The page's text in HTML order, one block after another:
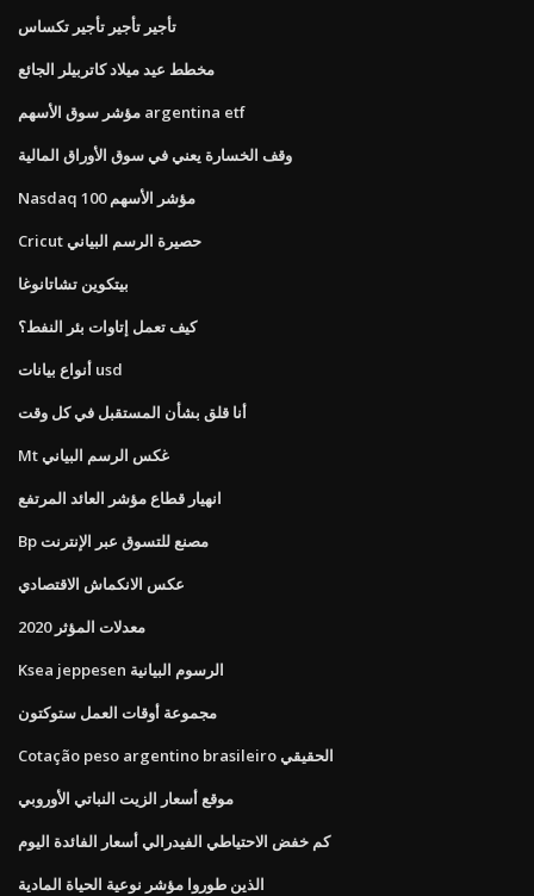
تأجير تأجير تأجير تكساس
مخطط عيد ميلاد كاتربيلر الجائع
مؤشر سوق الأسهم argentina etf
وقف الخسارة يعني في سوق الأوراق المالية
Nasdaq 100 مؤشر الأسهم
Cricut حصيرة الرسم البياني
بيتكوين تشاتانوغا
كيف تعمل إتاوات بئر النفط؟
أنواع بيانات usd
أنا قلق بشأن المستقبل في كل وقت
Mt غكس الرسم البياني
انهيار قطاع مؤشر العائد المرتفع
Bp مصنع للتسوق عبر الإنترنت
عكس الانكماش الاقتصادي
معدلات المؤثر 2020
Ksea jeppesen الرسوم البيانية
مجموعة أوقات العمل ستوكتون
Cotação peso argentino brasileiro الحقيقي
موقع أسعار الزيت النباتي الأوروبي
كم خفض الاحتياطي الفيدرالي أسعار الفائدة اليوم
الذين طوروا مؤشر نوعية الحياة المادية